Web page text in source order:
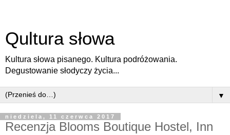
Qultura słowa
Kultura słowa pisanego. Kultura podróżowania.
Degustowanie słodyczy życia...
▼
niedziela, 11 czerwca 2017
Recenzja Blooms Boutique Hostel, Inn